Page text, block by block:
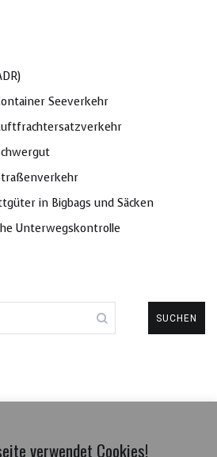
Seeverkehr
in Bigbags und Säcken
Unterwegskontrolle
verwendet Cookies!